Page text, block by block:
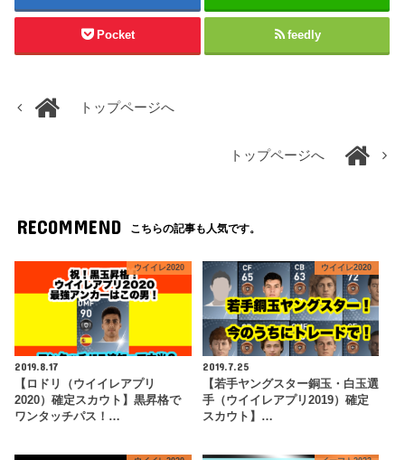
Pocket feedly
トップページへ
トップページへ
RECOMMEND こちらの記事も人気です。
ウイイレ2020
2019.8.17
【ロドリ（ウイイレアプリ
2020）確定スカウト】黒昇格で
ワンタッチパス！…
ウイイレ2020
2019.7.25
【若手ヤングスター銅玉・白玉選
手（ウイイレアプリ2019）確定
スカウト】…